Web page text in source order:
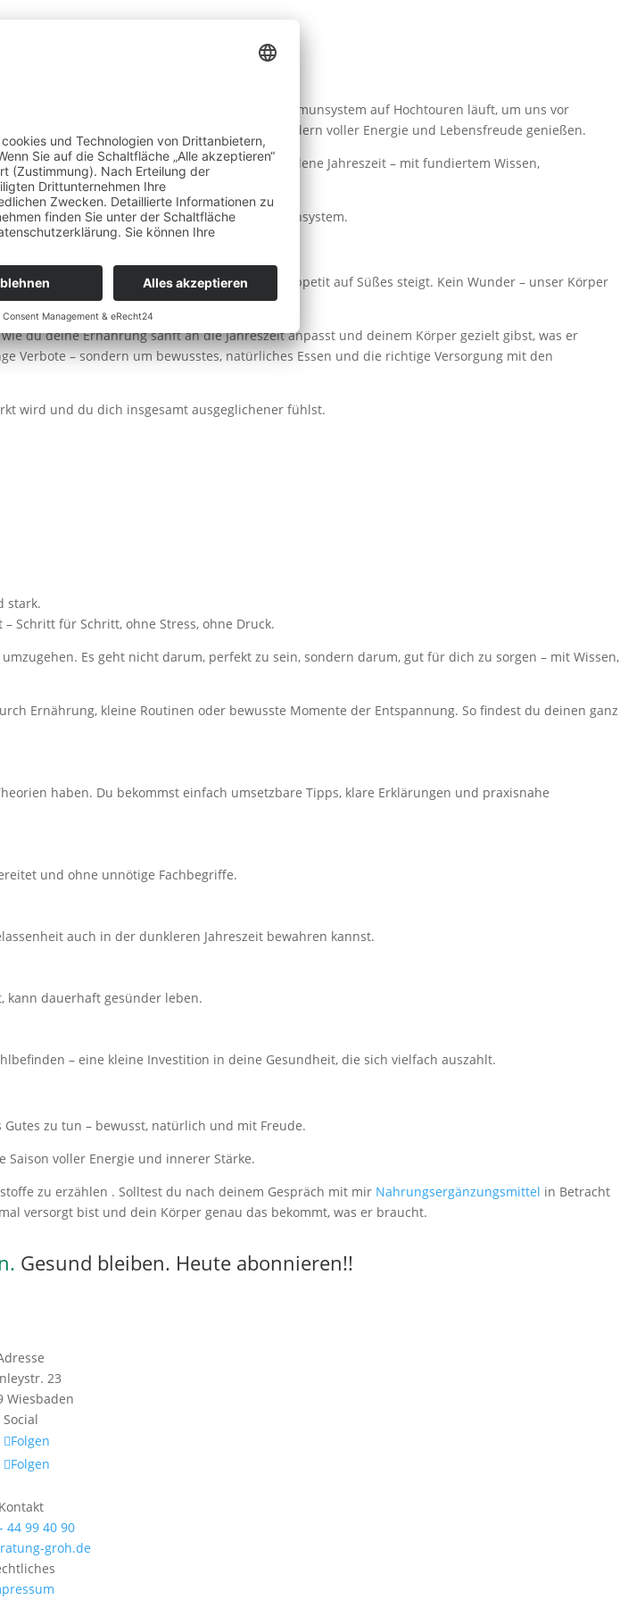
Gerade jetzt ist die Zeit, in der unser Immunsystem auf Hochtouren läuft, um uns vor
du diese Jahreszeit nicht nur gesund, sondern voller Energie und Lebensfreude genießen.
und motivierende Weise durch die goldene Jahreszeit – mit fundiertem Wissen,
Vitalität, innere Balance und ein starkes Immunsystem.
erschöpft, ist anfälliger für Infekte und der Appetit auf Süßes steigt. Kein Wunder – unser Körper
du deine Ernährung sanft an die Jahreszeit anpasst und deinem Körper gezielt gibst, was er
– sondern um bewusstes, natürliches Essen und die richtige Versorgung mit den
wird und du dich insgesamt ausgeglichener fühlst.
stark.
Schritt für Schritt, ohne Stress, ohne Druck.
Es geht nicht darum, perfekt zu sein, sondern darum, gut für dich zu sorgen – mit Wissen,
Ernährung, kleine Routinen oder bewusste Momente der Entspannung. So findest du deinen ganz
haben. Du bekommst einfach umsetzbare Tipps, klare Erklärungen und praxisnahe
und ohne unnötige Fachbegriffe.
auch in der dunkleren Jahreszeit bewahren kannst.
kann dauerhaft gesünder leben.
– eine kleine Investition in deine Gesundheit, die sich vielfach auszahlt.
zu tun – bewusst, natürlich und mit Freude.
Saison voller Energie und innerer Stärke.
zu erzählen . Solltest du nach deinem Gespräch mit mir Nahrungsergänzungsmittel in Betracht
versorgt bist und dein Körper genau das bekommt, was er braucht.
Gesund bleiben. Heute abonnieren!!
23
Wiesbaden
Social
Folgen
Folgen
Kontakt
44 99 40 90
groh.de